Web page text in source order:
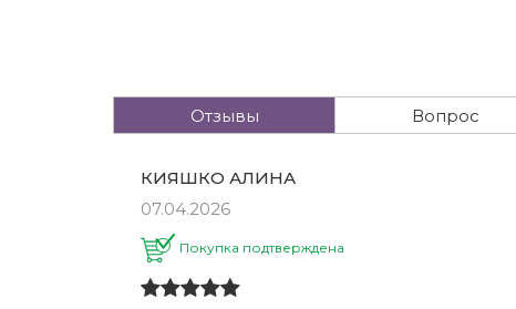
Отзывы Вопрос
КИЯШКО АЛИНА
07.04.2026
Покупка подтверждена